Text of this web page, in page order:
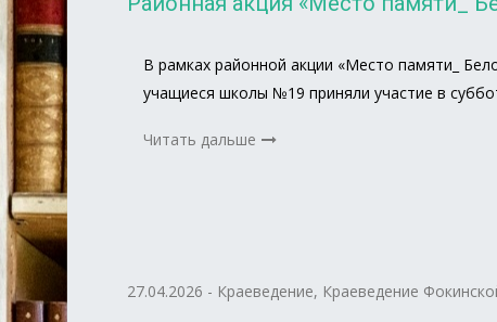
В рамках районной акции «Место памяти_
учащиеся школы №19 приняли участие в
Читать дальше
27.04.2026 - Краеведение, Краеведение